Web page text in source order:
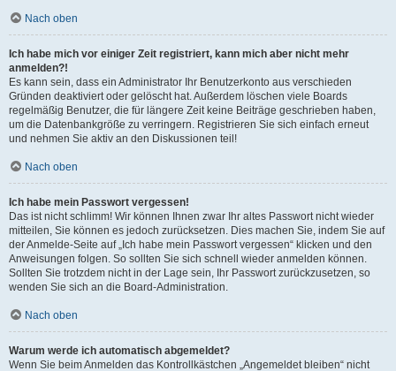
Nach oben
Ich habe mich vor einiger Zeit registriert, kann mich aber nicht mehr
anmelden?!
Es kann sein, dass ein Administrator Ihr Benutzerkonto aus verschieden
Gründen deaktiviert oder gelöscht hat. Außerdem löschen viele Boards
regelmäßig Benutzer, die für längere Zeit keine Beiträge geschrieben haben,
um die Datenbankgröße zu verringern. Registrieren Sie sich einfach erneut
und nehmen Sie aktiv an den Diskussionen teil!
Nach oben
Ich habe mein Passwort vergessen!
Das ist nicht schlimm! Wir können Ihnen zwar Ihr altes Passwort nicht wieder
mitteilen, Sie können es jedoch zurücksetzen. Dies machen Sie, indem Sie auf
der Anmelde-Seite auf „Ich habe mein Passwort vergessen“ klicken und den
Anweisungen folgen. So sollten Sie sich schnell wieder anmelden können.
Sollten Sie trotzdem nicht in der Lage sein, Ihr Passwort zurückzusetzen, so
wenden Sie sich an die Board-Administration.
Nach oben
Warum werde ich automatisch abgemeldet?
Wenn Sie beim Anmelden das Kontrollkästchen „Angemeldet bleiben“ nicht